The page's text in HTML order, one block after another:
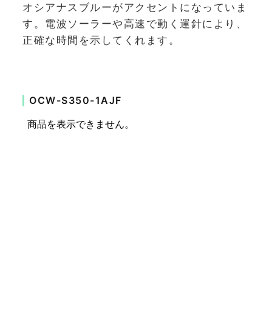
オシアナスブルーがアクセントになっていま
す。電波ソーラーや高速で動く運針により、
正確な時間を示してくれます。
OCW-S350-1AJF